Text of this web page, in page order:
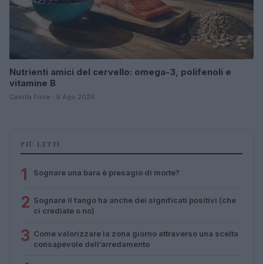
Nutrienti amici del cervello: omega-3, polifenoli e
vitamine B
Camilla Fiore · 9 Ago 2026
PIÙ LETTI
1 Sognare una bara è presagio di morte?
2 Sognare il fango ha anche dei significati positivi (che
ci crediate o no)
3 Come valorizzare la zona giorno attraverso una scelta
consapevole dell’arredamento